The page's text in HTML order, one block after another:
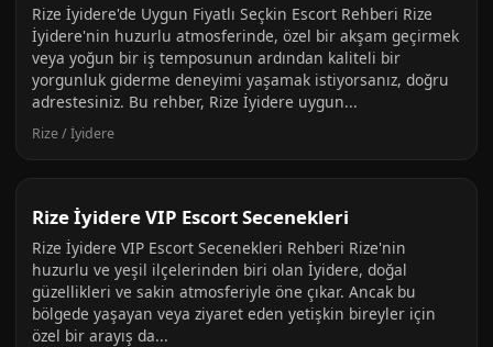
Rize İyidere'de Uygun Fiyatlı Seçkin Escort Rehberi Rize
İyidere'nin huzurlu atmosferinde, özel bir akşam geçirmek
veya yoğun bir iş temposunun ardından kaliteli bir
yorgunluk giderme deneyimi yaşamak istiyorsanız, doğru
adrestesiniz. Bu rehber, Rize İyidere uygun...
Rize / İyidere
Rize İyidere VIP Escort Secenekleri
Rize İyidere VIP Escort Secenekleri Rehberi Rize'nin
huzurlu ve yeşil ilçelerinden biri olan İyidere, doğal
güzellikleri ve sakin atmosferiyle öne çıkar. Ancak bu
bölgede yaşayan veya ziyaret eden yetişkin bireyler için
özel bir arayış da...